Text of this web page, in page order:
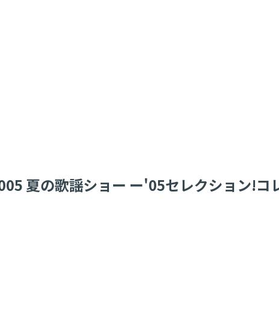
夏の歌謡ショー ー'05セレクション!コ